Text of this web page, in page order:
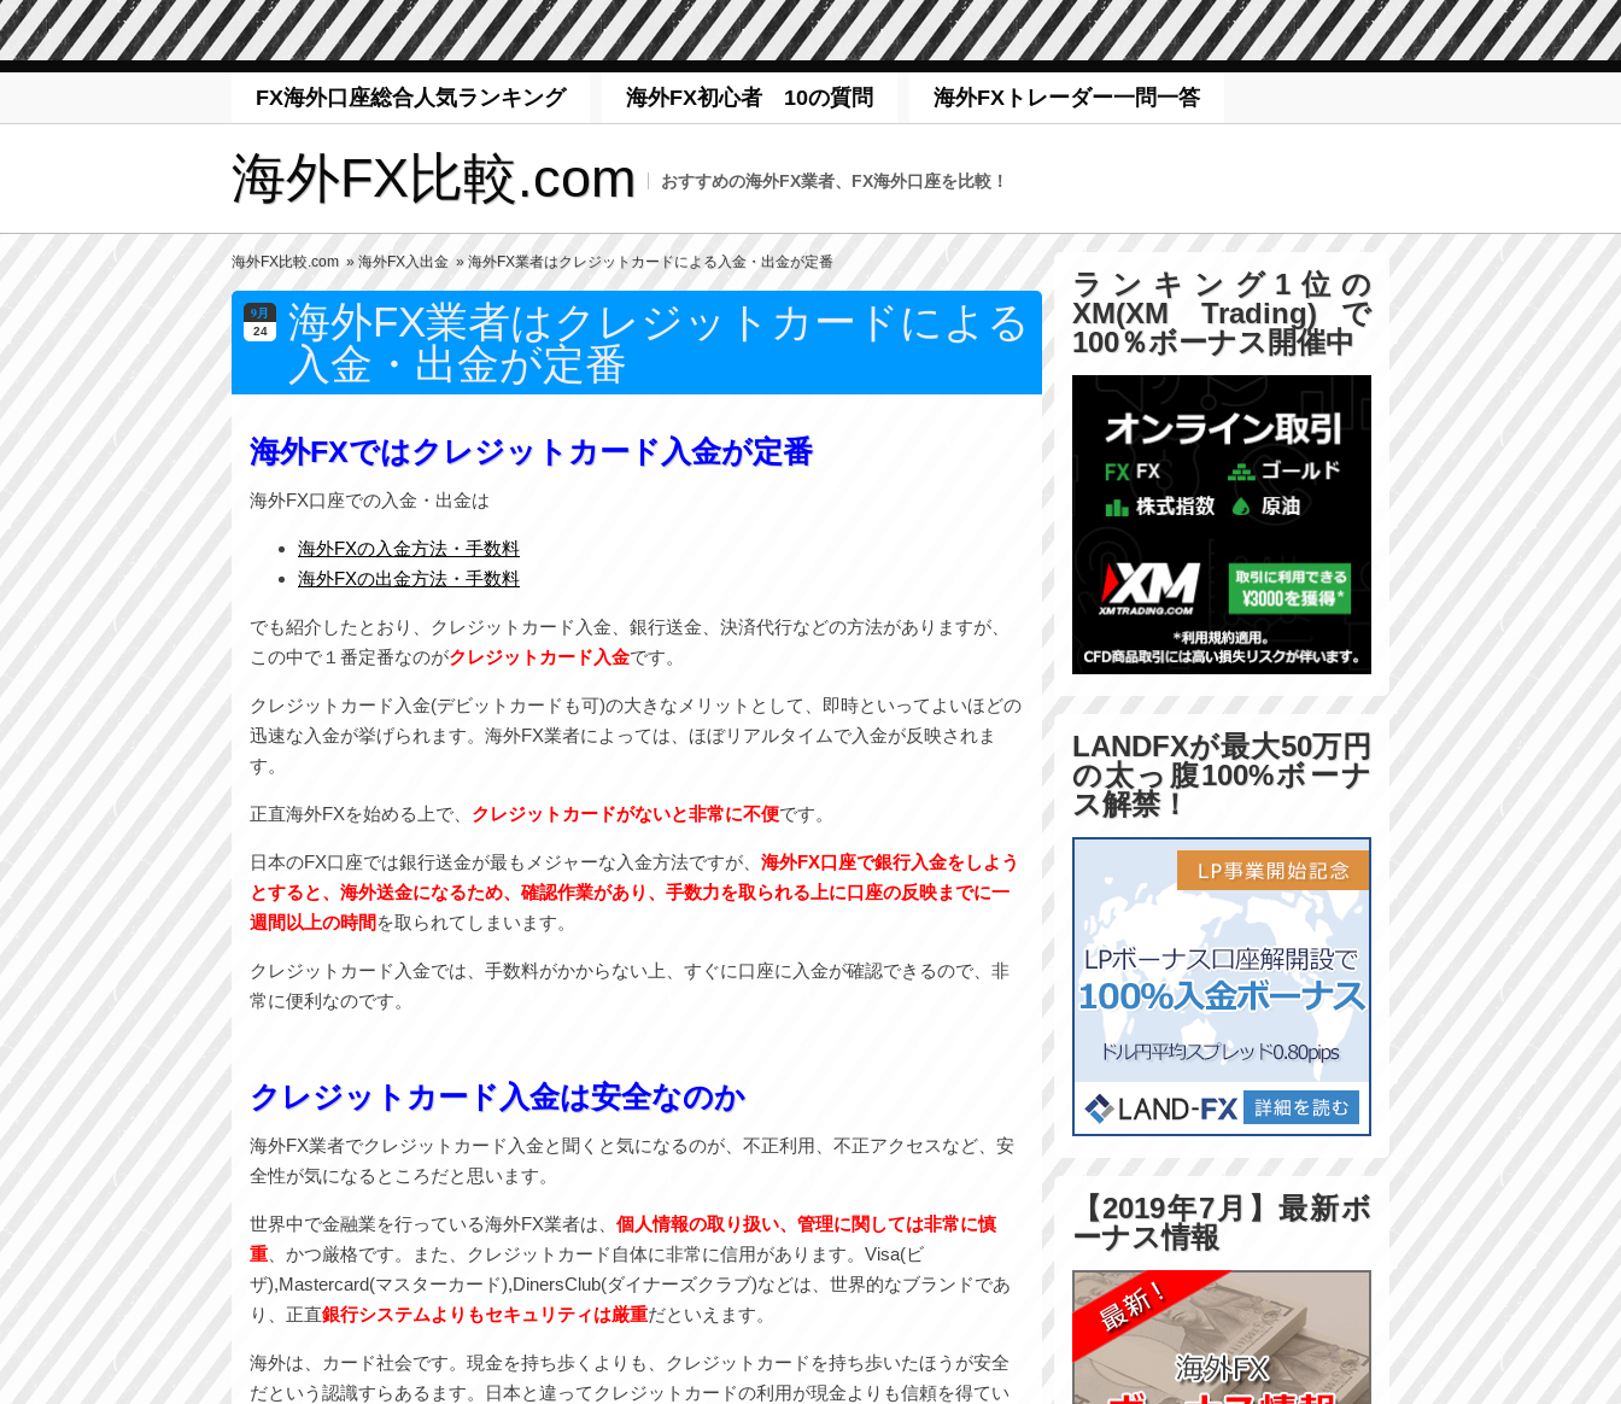
FX海外口座総合人気ランキング 海外FX初心者 10の質問 海外FXトレーダー一問一答
海外FX比較.com おすすめの海外FX業者、FX海外口座を比較！
海外FX比較.com » 海外FX入出金 » 海外FX業者はクレジットカードによる入金・出金が定番
9月
24
海外FX業者はクレジットカードによる
入金・出金が定番
海外FXではクレジットカード入金が定番
海外FX口座での入金・出金は
海外FXの入金方法・手数料
海外FXの出金方法・手数料
でも紹介したとおり、クレジットカード入金、銀行送金、決済代行などの方法がありますが、
この中で１番定番なのがクレジットカード入金です。
クレジットカード入金(デビットカードも可)の大きなメリットとして、即時といってよいほどの
迅速な入金が挙げられます。海外FX業者によっては、ほぼリアルタイムで入金が反映されま
す。
正直海外FXを始める上で、 ク レジットカードがないと非常に不便です。
日本のFX口座では銀行送金が最もメジャーな入金方法ですが、 海外FX口座で銀行入金をしよう
とすると、海外送金になるため、確認作業があり、手数力を取られる上に口座の反映までに一
週間以上の時間 を取られてしまいます。
クレジットカード入金では、手数料がかからない上、すぐに口座に入金が確認できるので、非
常に便利なのです。
クレジットカード入金は安全なのか
海外FX業者でクレジットカード入金と聞くと気になるのが、不正利用、不正アクセスなど、安
全性が気になるところだと思います。
世界中で金融業を行っている海外FX業者は、 個人情報の取り扱い、管理に関しては非常に慎
重 、かつ厳格です。また、クレジットカード自体に非常に信用があります。Visa(ビ
ザ),Mastercard(マスターカード),DinersClub(ダイナーズクラブ)などは、世界的なブランドであ
り、正直銀行システムよりもセキュリティは厳重だといえます。
海外は、カード社会です。現金を持ち歩くよりも、クレジットカードを持ち歩いたほうが安全
だという認識すらあるます。日本と違ってクレジットカードの利用が現金よりも信頼を得てい
ランキング1位の
XM(XM Trading)で
100％ボーナス開催中
LANDFXが最大50万円
の太っ腹100%ボーナ
ス解禁！
【2019年7月】最新ボ
ーナス情報